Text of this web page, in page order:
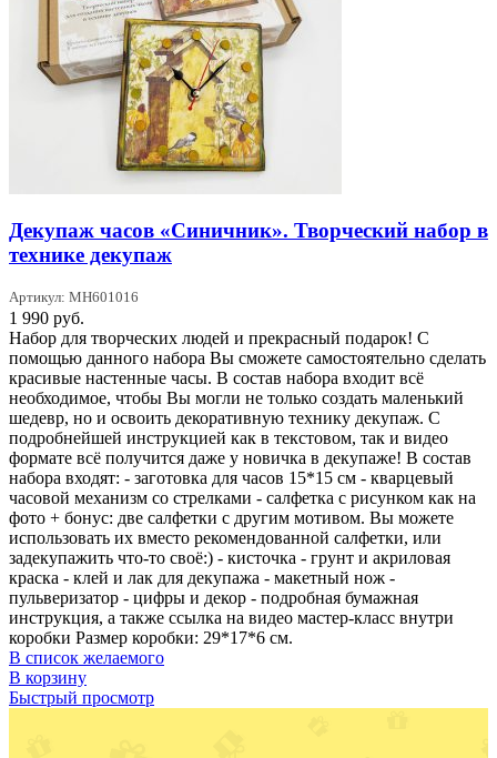
Декупаж часов «Синичник». Творческий набор в
технике декупаж
Артикул: MH601016
1 990 руб.
Набор для творческих людей и прекрасный подарок! С
помощью данного набора Вы сможете самостоятельно сделать
красивые настенные часы. В состав набора входит всё
необходимое, чтобы Вы могли не только создать маленький
шедевр, но и освоить декоративную технику декупаж. С
подробнейшей инструкцией как в текстовом, так и видео
формате всё получится даже у новичка в декупаже! В состав
набора входят: - заготовка для часов 15*15 см - кварцевый
часовой механизм со стрелками - салфетка с рисунком как на
фото + бонус: две салфетки с другим мотивом. Вы можете
использовать их вместо рекомендованной салфетки, или
задекупажить что-то своё:) - кисточка - грунт и акриловая
краска - клей и лак для декупажа - макетный нож -
пульверизатор - цифры и декор - подробная бумажная
инструкция, а также ссылка на видео мастер-класс внутри
коробки Размер коробки: 29*17*6 см.
В список желаемого
В корзину
Быстрый просмотр